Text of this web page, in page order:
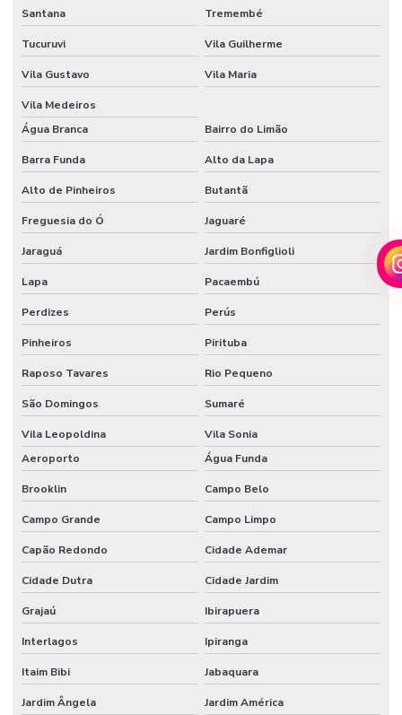
AUTOMAÇÃO
RESIDENCIAL
AMERICANA
SP
AUTOMAÇÃO
RESIDENCIAL
BALNEARIO
AUTOMAÇÃO
RESIDENCIAL
HORIZONTE
AUTOMAÇÃO
AUTOMAÇÃO
RESIDENCIAL
EM BRASILIA
AUTOMAÇÃO
RESIDENCIAL
BRASILIA DF
AUTOMAÇÃO
RESIDENCIAL
EM CAMPINAS
RESIDENCIAL
EM CAMPO
GRANDE MS
AUTOMAÇÃO
RESIDENCIAL
CASCAVEL
AUTOMAÇÃO
CONTROLE DE
ILUMINAÇÃO
Santana Tremembé
Tucuruvi Vila Guilherme
Vila Gustavo Vila Maria
Vila Medeiros
Água Branca
Bairro do Limão
Barra Funda Alto da Lapa
Alto de Pinheiros Butantã
Freguesia do Ó Jaguaré
Jaraguá Jardim Bonfiglioli
Lapa Pacaembú
Perdizes Perús
Pinheiros Pirituba
Raposo Tavares Rio Pequeno
São Domingos Sumaré
Vila Leopoldina
Vila Sonia
Aeroporto
Água Funda
Brooklin Campo Belo
Campo Grande Campo Limpo
Capão Redondo Cidade Ademar
Cidade Dutra Cidade Jardim
Grajaú Ibirapuera
Interlagos Ipiranga
Itaim Bibi Jabaquara
Jardim Ângela Jardim América